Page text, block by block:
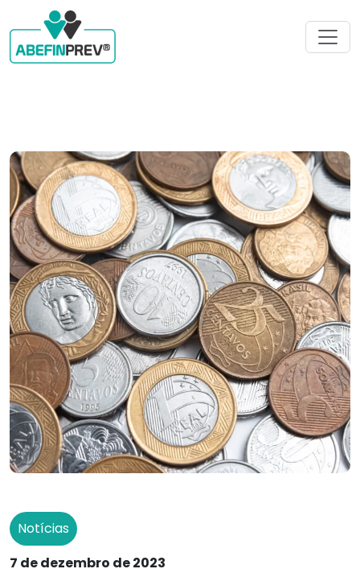
Notícias
7 de dezembro de 2023